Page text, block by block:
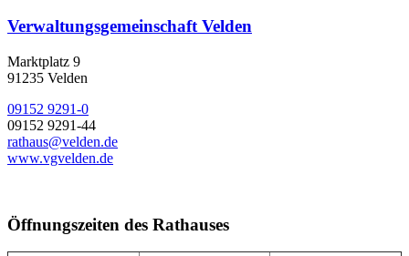
Verwaltungsgemeinschaft Velden
Marktplatz 9
91235 Velden
09152 9291-0
09152 9291-44
rathaus@velden.de
www.vgvelden.de
Öffnungszeiten des Rathauses